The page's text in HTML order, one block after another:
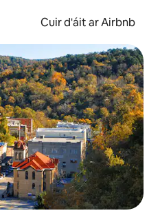
Cuir d'áit ar Airbnb